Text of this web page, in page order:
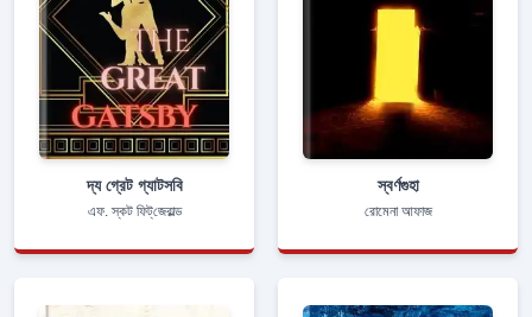
দ্য গ্রেট গ্যাটসবি
এফ. স্কট ফিট্‌জেরাল্ড
স্বর্ণগুহা
রোমেনা আফাজ